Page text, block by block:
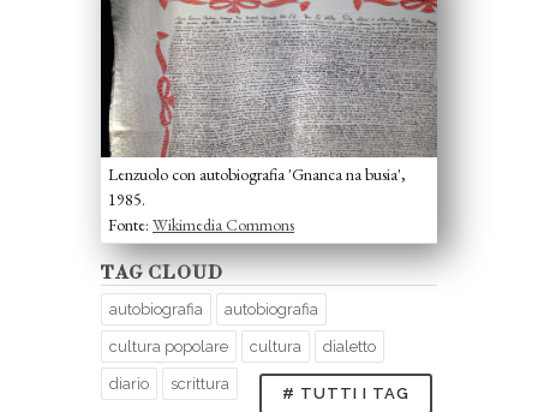
Lenzuolo con autobiografia 'Gnanca na busia',
1985.
Fonte: Wikimedia Commons
TAG CLOUD
autobiografia autobiografia
cultura popolare cultura dialetto
diario scrittura
# TUTTI I TAG